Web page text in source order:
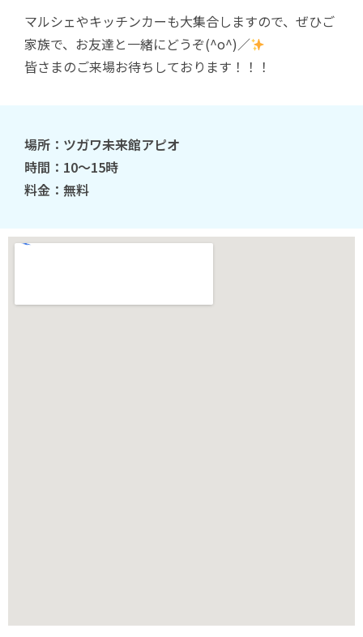
マルシェやキッチンカーも大集合しますので、ぜひご
家族で、お友達と一緒にどうぞ(^o^)／
皆さまのご来場お待ちしております！！！
場所：ツガワ未来館アピオ
時間：10～15時
料金：無料